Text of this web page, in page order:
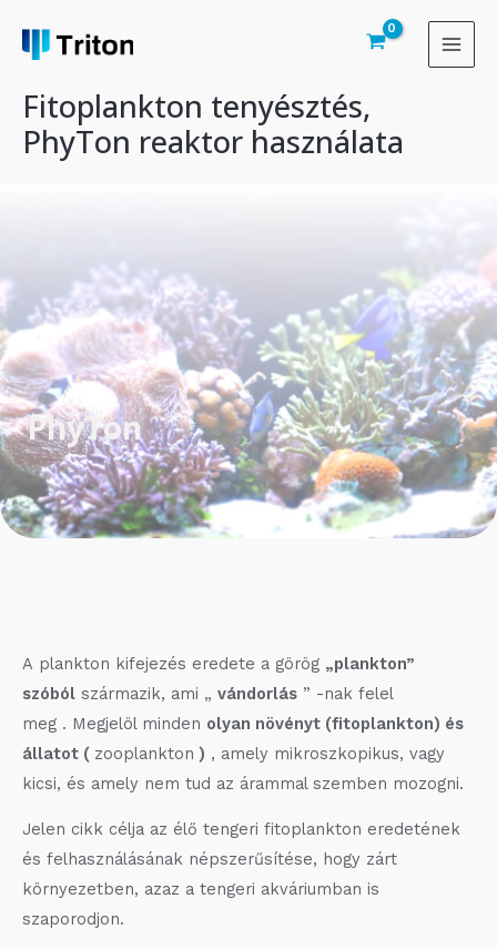
Fitoplankton tenyésztés,
PhyTon reaktor használata
PhyTon
A plankton kifejezés eredete a görög „plankton”
szóból származik, ami „ vándorlás ” -nak felel
meg . Megjelöl minden olyan növényt (fitoplankton) és
állatot ( zooplankton ) , amely mikroszkopikus, vagy
kicsi, és amely nem tud az árammal szemben mozogni.
Jelen cikk célja az élő tengeri fitoplankton eredetének
és felhasználásának népszerűsítése, hogy zárt
környezetben, azaz a tengeri akváriumban is
szaporodjon.